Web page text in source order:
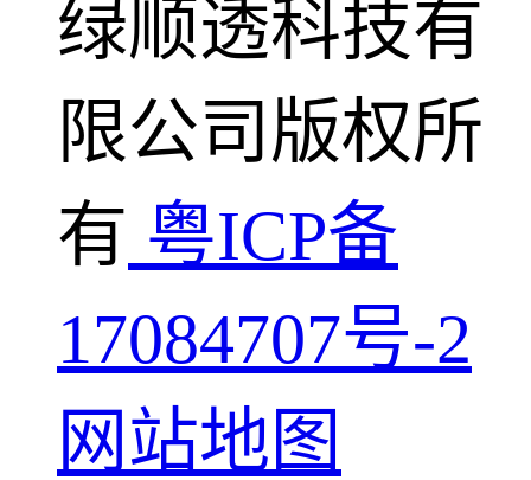
绿顺透科技有
限公司版权所
有 粤ICP备
17084707号-2
网站地图